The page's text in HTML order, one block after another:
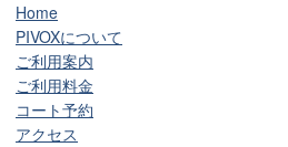
Home
PIVOXについて
ご利用案内
ご利用料金
コート予約
アクセス